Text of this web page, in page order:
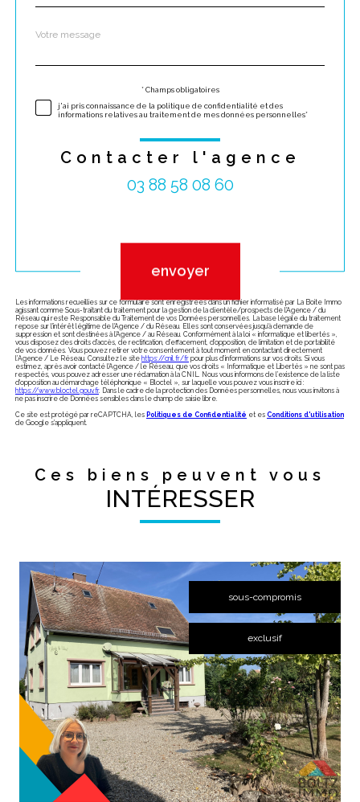
Fieldset
Message
* Champs obligatoires
j'ai pris connaissance de la politique de confidentialité et des
informations relatives au traitement de mes données personnelles*
Contacter l'agence
03 88 58 08 60
envoyer
Les informations recueillies sur ce formulaire sont enregistrées dans un fichier informatisé par La Boite Immo
agissant comme Sous-traitant du traitement pour la gestion de la clientèle/prospects de l'Agence / du
Réseau qui reste Responsable du Traitement de vos Données personnelles. La base légale du traitement
repose sur l'intérêt légitime de l'Agence / du Réseau. Elles sont conservées jusqu'à demande de
suppression et sont destinées à l'Agence / au Réseau. Conformément à la loi « informatique et libertés »,
vous disposez des droits d’accès, de rectification, d’effacement, d’opposition, de limitation et de portabilité
de vos données. Vous pouvez retirer votre consentement à tout moment en contactant directement
l’Agence / Le Réseau. Consultez le site https://cnil.fr/fr pour plus d’informations sur vos droits. Si vous
estimez, après avoir contacté l'Agence / le Réseau, que vos droits « Informatique et Libertés » ne sont pas
respectés, vous pouvez adresser une réclamation à la CNIL. Nous vous informons de l’existence de la liste
d'opposition au démarchage téléphonique « Bloctel », sur laquelle vous pouvez vous inscrire ici :
https://www.bloctel.gouv.fr. Dans le cadre de la protection des Données personnelles, nous vous invitons à
ne pas inscrire de Données sensibles dans le champ de saisie libre.
Ce site est protégé par reCAPTCHA, les Politiques de Confidentialité et es Conditions d'utilisation
de Google s'appliquent.
Ces biens peuvent vous
INTÉRESSER
sous-compromis
exclusif
voir le bien